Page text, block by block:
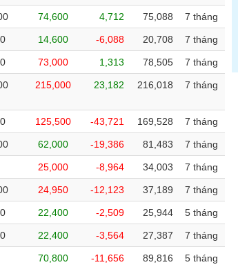
74,600 4,712 75,088 7 tháng
14,600 -6,088 20,708 7 tháng
73,000 1,313 78,505 7 tháng
215,000 23,182 216,018 7 tháng
125,500 -43,721 169,528 7 tháng
62,000 -19,386 81,483 7 tháng
25,000 -8,964 34,003 7 tháng
24,950 -12,123 37,189 7 tháng
22,400 -2,509 25,944 5 tháng
22,400 -3,564 27,387 7 tháng
70,800 -11,656 89,816 5 tháng